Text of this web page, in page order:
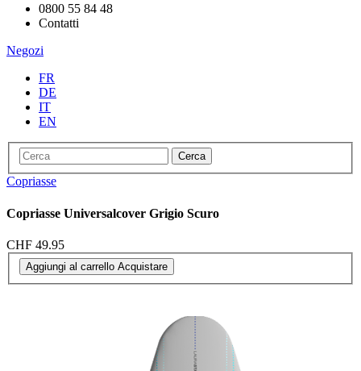
0800 55 84 48
Contatti
Negozi
FR
DE
IT
EN
Cerca
Copriasse
Copriasse Universalcover Grigio Scuro
CHF 49.95
Aggiungi al carrello Acquistare